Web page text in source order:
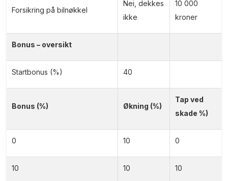
Forsikring på bilnøkkel
Nei, dekkes
ikke
10 000
kroner
Bonus – oversikt
Startbonus (%) 40
Bonus (%) Økning (%)
Tap ved
skade %)
0 10 0
10 10 10